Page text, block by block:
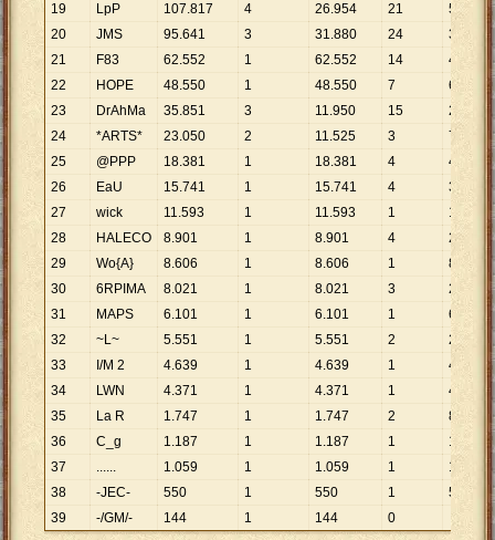
19
LpP 107.817 4 26.954 21 5.
20
JMS 95.641 3 31.880 24 3
985
21
F83 62.552 1 62.552 14 4
22
HOPE 48.550 1 48.550 7 6. 936
23
DrAhMa 35.851 3 11.950 15 2
390
24
*ARTS* 23.050 2 11.525 3 7
25
@PPP 18.381 1 18.381 4 4
595
26
EaU 15.741 1 15.741 4 3 .
27
wick 11.593 1 11.593 1 11
28
HALECO 8.901 1 8.901 4 2.
29
Wo{A} 8.606 1 8.606 1 8
30
6RPIMA 8.021 1 8.021 3 2 .
31
MAPS 6.101 1 6.101 1 6
32
~L~ 5.551 1 5.551 2 2.
33
I/M 2 4.639 1 4.639 1 4
639
34
LWN 4.371 1 4.371 1 4
35
La R 1.747 1 1.747 2
874
36
C_g 1.187 1 1.187 1 1
187
37
...... 1.059 1 1.059 1 1
38
-JEC- 550 1 550 1
550
39
-/GM/- 144 1 144 0